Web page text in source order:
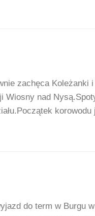
zachęca Koleżanki i
Wiosny nad
do term w Burgu